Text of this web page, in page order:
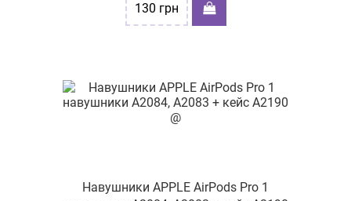
130 грн
Навушники APPLE AirPods Pro 1